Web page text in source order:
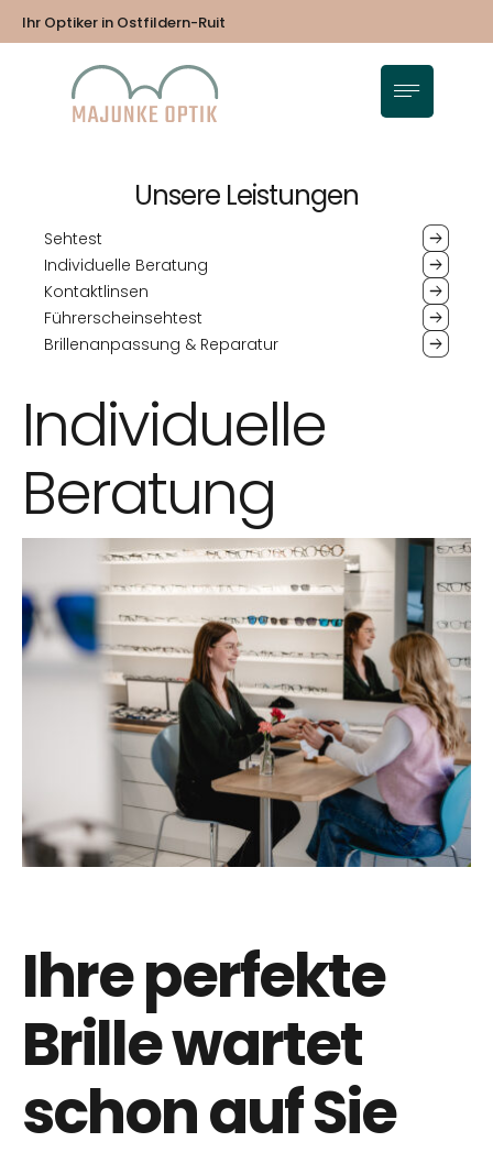
Ihr Optiker in Ostfildern-Ruit
Unsere Leistungen
Sehtest
Individuelle Beratung
Kontaktlinsen
Führerscheinsehtest
Brillenanpassung & Reparatur
Individuelle
Beratung
Ihre perfekte
Brille wartet
schon auf Sie